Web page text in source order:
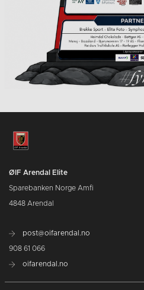
ØIF Arendal Elite
Sparebanken Norge Amfi
4848 Arendal
post@oifarendal.no
908 61 066
oifarendal.no